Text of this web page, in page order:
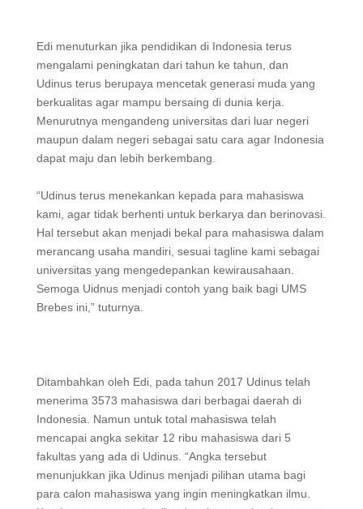
Edi menuturkan jika pendidikan di Indonesia terus
mengalami peningkatan dari tahun ke tahun, dan
Udinus terus berupaya mencetak generasi muda yang
berkualitas agar mampu bersaing di dunia kerja.
Menurutnya mengandeng universitas dari luar negeri
maupun dalam negeri sebagai satu cara agar Indonesia
dapat maju dan lebih berkembang.
“Udinus terus menekankan kepada para mahasiswa
kami, agar tidak berhenti untuk berkarya dan berinovasi.
Hal tersebut akan menjadi bekal para mahasiswa dalam
merancang usaha mandiri, sesuai tagline kami sebagai
universitas yang mengedepankan kewirausahaan.
Semoga Uidnus menjadi contoh yang baik bagi UMS
Brebes ini,” tuturnya.
Ditambahkan oleh Edi, pada tahun 2017 Udinus telah
menerima 3573 mahasiswa dari berbagai daerah di
Indonesia. Namun untuk total mahasiswa telah
mencapai angka sekitar 12 ribu mahasiswa dari 5
fakultas yang ada di Udinus. “Angka tersebut
menunjukkan jika Udinus menjadi pilihan utama bagi
para calon mahasiswa yang ingin meningkatkan ilmu.